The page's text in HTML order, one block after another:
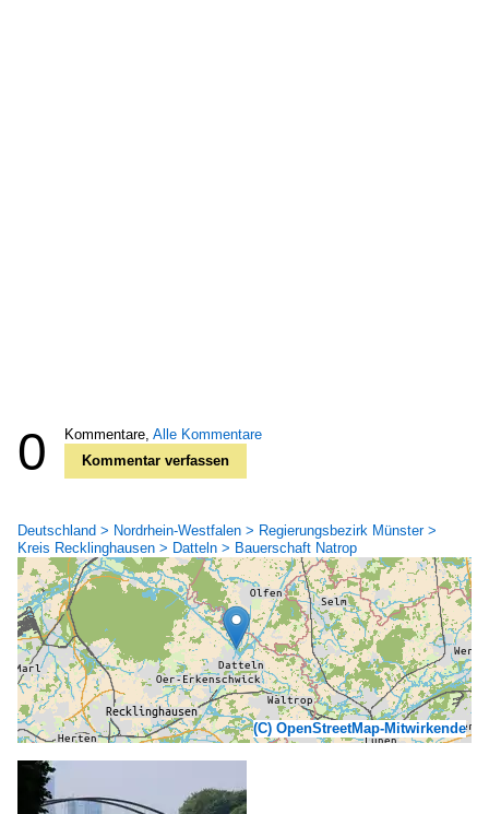
0 Kommentare, Alle Kommentare
Kommentar verfassen
Deutschland > Nordrhein-Westfalen > Regierungsbezirk Münster >
Kreis Recklinghausen > Datteln > Bauerschaft Natrop
(C) OpenStreetMap-Mitwirkende